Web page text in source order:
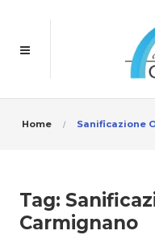
Home Sanificazione
Tag:
Carmignano